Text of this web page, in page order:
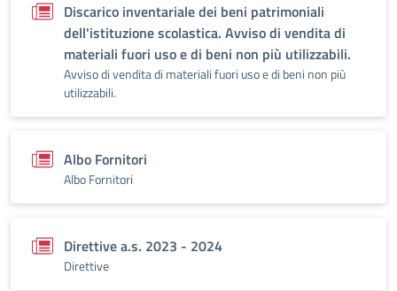
Discarico inventariale dei beni patrimoniali
dell'istituzione scolastica. Avviso di vendita di
materiali fuori uso e di beni non più utilizzabili.
Avviso di vendita di materiali fuori uso e di beni non più
utilizzabili.
Albo Fornitori
Albo Fornitori
Direttive a.s. 2023 - 2024
Direttive